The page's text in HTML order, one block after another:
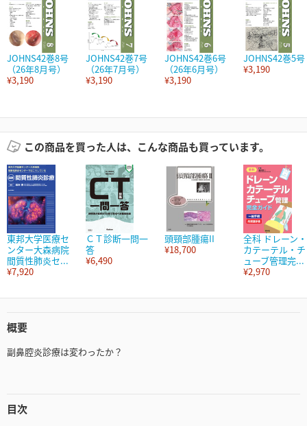
JOHNS42巻8号
（26年8月号）
¥3,190
JOHNS42巻7号
（26年7月号）
¥3,190
JOHNS42巻6号
（26年6月号）
¥3,190
JOHNS42巻5号
¥3,190
この商品を買った人は、こんな商品も買っています。
東邦大学医療セ
ンター大森病院
間質性肺炎セ...
¥7,920
ＣＴ診断一問一
答
¥6,490
頭頸部腫瘍II
¥18,700
全科 ドレーン・
カテーテル・チ
ューブ管理完...
¥2,970
概要
副鼻腔炎診療は変わったか？
目次